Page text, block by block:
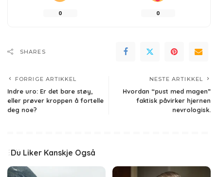
0 0
SHARES
FORRIGE ARTIKKEL
Indre uro: Er det bare støy,
eller prøver kroppen å fortelle
deg noe?
NESTE ARTIKKEL
Hvordan “pust med magen”
faktisk påvirker hjernen
nevrologisk.
Du Liker Kanskje Også